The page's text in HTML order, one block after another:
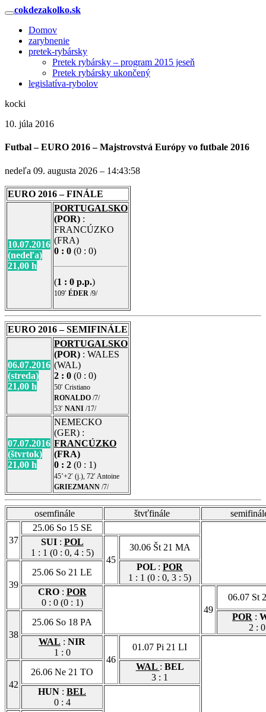
cokdezakolko.sk
Domov
zarybnenie
pretek-rybársky
Pretek rybársky – program 2015 jeseň
Pretek rybársky ukončený
legislatíva-rybolov
kocki
10. júla 2016
Futbal – EURO 2016 – Majstrovstvá Európy vo futbale 2016
nedeľa 09. augusta 2026 – 14:43:58
EURO 2016 – FINÁLE
10.07.2016
(nedeľa)
21,00 h
PORTUGALSKO
(POR) :
FRANCÚZKO
(FRA)
0 : 0 (0 : 0)
(1 : 0 p.p.)
109′ ÉDER /9/
EURO 2016 – SEMIFINÁLE
06.07.2016
(streda)
21,00 h
PORTUGALSKO
(POR) : WALES
(WAL)
2 : 0 (0 : 0)
50′ Cristiano
RONALDO /7/
53′ NANI /17/
07.07.2016
(štvrtok)
21,00 h
NEMECKO
(GER) :
FRANCÚZKO
(FRA)
0 : 2 (0 : 1)
45’+2′ (j.), 72′ Antoine
GRIEZMANN /7/
osemfinále štvťfinále
37
25.06 So 15 SE
SUI: POL
1 : 1 (0 : 0, 4 : 5)
45
30.06 Št 21 MA
39
25.06 So 21 LE
POL : POR
1 : 1 (0 : 0, 3 : 5)
CRO: POR
0 : 0 (0 : 1)
49
06.07 St
38
25.06 So 18 PA
POR :
2 : 0
WAL : NIR
1 : 0
46
01.07 Pi 21 LI
42
26.06 Ne 21 TO
WAL : BEL
3 : 1
HUN : BEL
0 : 4